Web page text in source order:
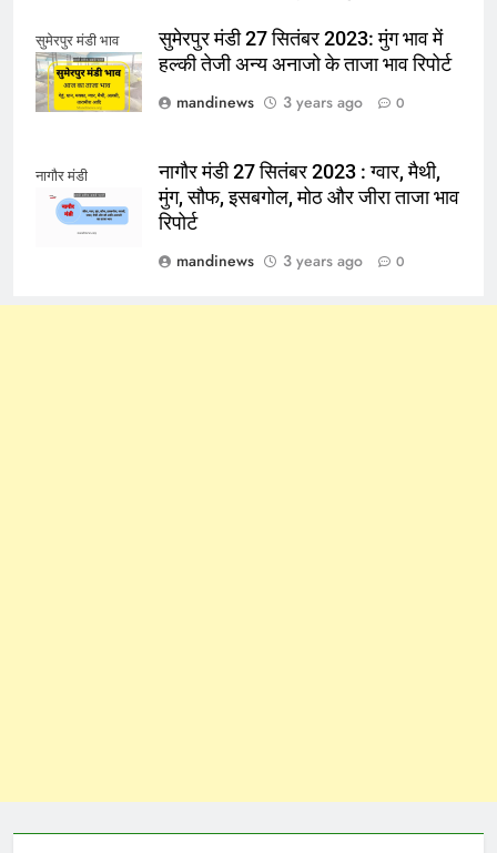
सुमेरपुर मंडी भाव
सुमेरपुर मंडी 27 सितंबर 2023: मुंग भाव में
हल्की तेजी अन्य अनाजो के ताजा भाव रिपोर्ट
mandinews
3 years ago 0
नागौर मंडी
नागौर मंडी 27 सितंबर 2023 : ग्वार, मैथी,
मुंग, सौफ, इसबगोल, मोठ और जीरा ताजा भाव
रिपोर्ट
mandinews
3 years ago 0